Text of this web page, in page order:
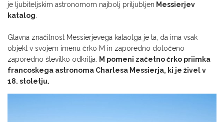
je ljubiteljskim astronomom najbolj priljubljen Messierjev
katalog
Glavna značilnost Messierjevega kataolga je ta, da ima vsak
objekt v svojem imenu črko M in zaporedno določeno
zaporedno številko odkritja.
M pomeni začetno črko priimka
francoskega astronoma Charlesa Messierja, ki je živel v
18. stoletju.